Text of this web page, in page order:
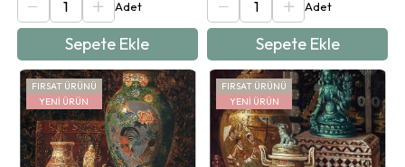
Sepete Ekle Sepete Ekle
YENI ÜRÜN
FIRSAT ÜRÜNÜ
YENI ÜRÜN
FIRSAT ÜRÜNÜ